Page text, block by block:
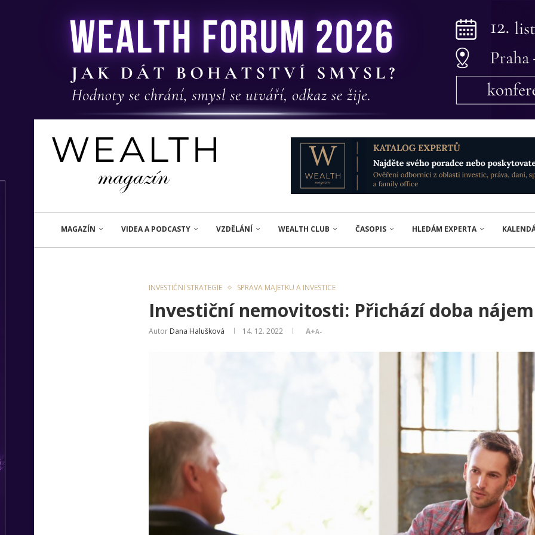
MAGAZÍN VIDEA A PODCASTY VZDĚLÁNÍ WEALTH CLUB ČASOPIS HLEDÁM EXPERTA
INVESTIČNÍ STRATEGIE SPRÁVA MAJETKU A INVESTICE
Investiční nemovitosti: Přichází doba
Autor Dana Halušková 14. 12. 2022 A+A-